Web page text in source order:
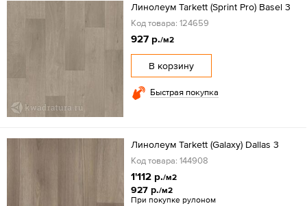
Линолеум Tarkett (Sprint Pro) Basel 3
Код товара: 124659
927 р./м2
В корзину
Быстрая покупка
Линолеум Tarkett (Galaxy) Dallas 3
Код товара: 144908
1'112 р./м2
927 р./м2
При покупке рулоном